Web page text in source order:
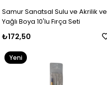
Samur Sanatsal Sulu ve Akrilik ve
Yağlı Boya 10'lu Fırça Seti
₺172,50
Yeni